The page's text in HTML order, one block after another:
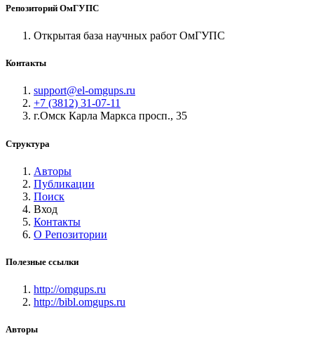
Репозиторий ОмГУПС
Открытая база научных работ ОмГУПС
Контакты
support@el-omgups.ru
+7 (3812) 31-07-11
г.Омск Карла Маркса просп., 35
Структура
Авторы
Публикации
Поиск
Вход
Контакты
О Репозитории
Полезные ссылки
http://omgups.ru
http://bibl.omgups.ru
Авторы